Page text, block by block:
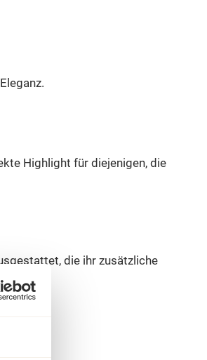
Highlight für diejenigen, die
die ihr zusätzliche